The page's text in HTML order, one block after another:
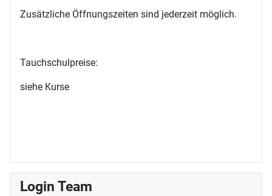
Zusätzliche Öffnungszeiten sind jederzeit möglich.
Tauchschulpreise:
siehe Kurse
Login Team